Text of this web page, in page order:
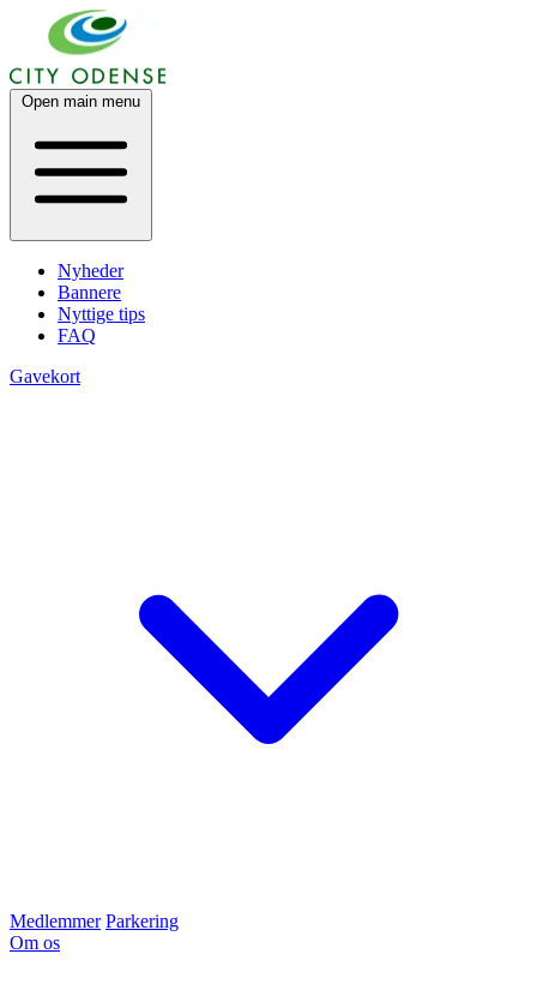
Open main menu
Nyheder
Bannere
Nyttige tips
FAQ
Gavekort
Medlemmer Parkering
Om os